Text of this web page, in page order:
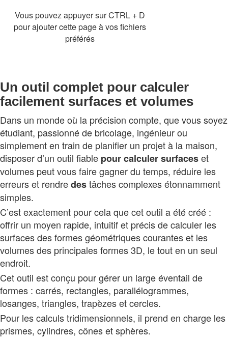
Vous pouvez appuyer sur CTRL + D
pour ajouter cette page à vos fichiers
préférés
Un outil complet pour calculer
facilement surfaces et volumes
Dans un monde où la précision compte, que vous soyez
étudiant, passionné de bricolage, ingénieur ou
simplement en train de planifier un projet à la maison,
disposer d’un outil fiable pourcalculersurfaceset
volumes peut vous faire gagner du temps, réduire les
erreurs et rendredestâches complexes étonnamment
simples.
C’est exactement pour cela que cet outil a été créé :
offrir un moyen rapide, intuitif et précis de calculer les
surfaces des formes géométriques courantes et les
volumes des principales formes 3D, le tout en un seul
endroit.
Cet outil est conçu pour gérer un large éventail de
formes : carrés, rectangles, parallélogrammes,
losanges, triangles, trapèzes et cercles.
Pour les calculs tridimensionnels, il prend en charge les
prismes, cylindres, cônes et sphères.